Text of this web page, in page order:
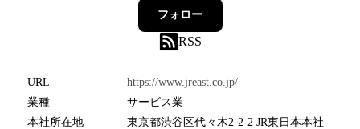
フォロー
RSS
URL
https://www.jreast.co.jp/
業種
サービス業
本社所在地
東京都渋谷区代々木2-2-2 JR東日本本社